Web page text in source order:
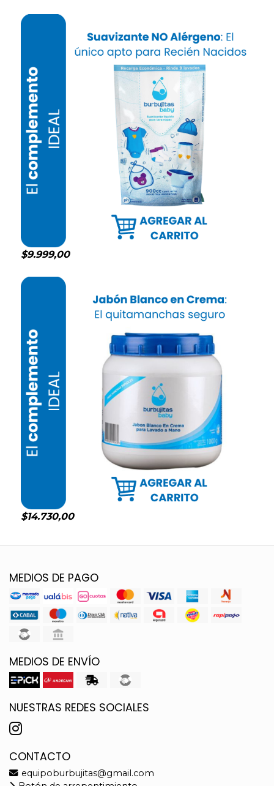
$9.999,00
$14.730,00
MEDIOS DE PAGO
MEDIOS DE ENVÍO
NUESTRAS REDES SOCIALES
CONTACTO
equipoburbujitas@gmail.com